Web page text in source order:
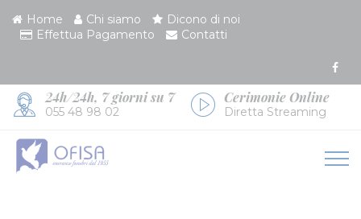
Home Chi siamo
Dicono di noi
Effettua Pagamento
Contatti
24h/24h, 7 giorni su 7
055 48 98 02
Cerimonie Online
Diretta Streaming